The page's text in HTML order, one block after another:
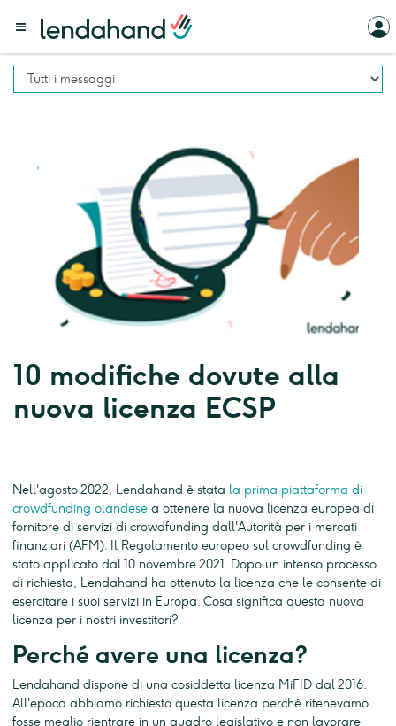
10 modifiche dovute alla
nuova licenza ECSP
Nell'agosto 2022, Lendahand è stata la prima piattaforma di
crowdfunding olandese a ottenere la nuova licenza europea di
fornitore di servizi di crowdfunding dall'Autorità per i mercati
finanziari (AFM). Il Regolamento europeo sul crowdfunding è
stato applicato dal 10 novembre 2021. Dopo un intenso processo
di richiesta, Lendahand ha ottenuto la licenza che le consente di
esercitare i suoi servizi in Europa. Cosa significa questa nuova
licenza per i nostri investitori?
Perché avere una licenza?
Lendahand dispone di una cosiddetta licenza MiFID dal 2016.
All'epoca abbiamo richiesto questa licenza perché ritenevamo
fosse meglio rientrare in un quadro legislativo e non lavorare